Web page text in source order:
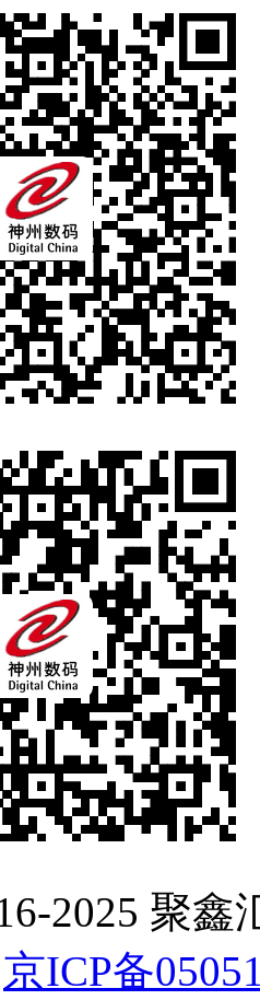
2025 聚鑫
京ICP备